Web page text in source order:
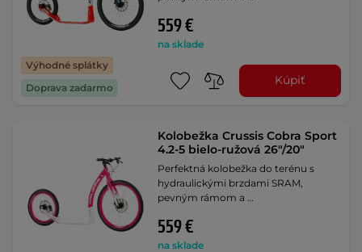
Výhodné splátky
Doprava zadarmo
559 €
na sklade
Kúpiť
Kolobežka Crussis Cobra Sport
4.2-5 bielo-ružová 26"/20"
Perfektná kolobežka do terénu s
hydraulickými brzdami SRAM,
pevným rámom a …
559 €
na sklade